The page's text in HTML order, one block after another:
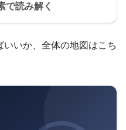
で読み解く
いか、全体の地図はこち